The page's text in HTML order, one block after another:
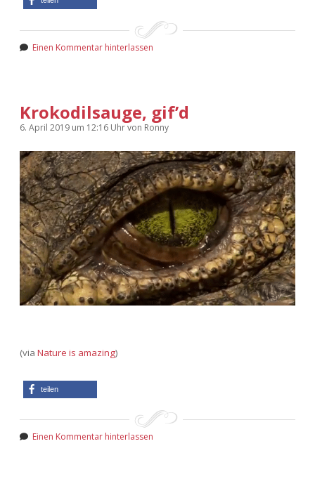
Einen Kommentar hinterlassen
Krokodilsauge, gif’d
6. April 2019 um 12:16 Uhrvon Ronny
(via Nature is amazing)
teilen
Einen Kommentar hinterlassen